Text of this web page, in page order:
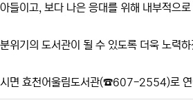
들이고, 보다 나은 응대를 위해 내부적으
위기의 도서관이 될 수 있도록 더욱 노력
면 효천어울림도서관(☎607-2554)로 연